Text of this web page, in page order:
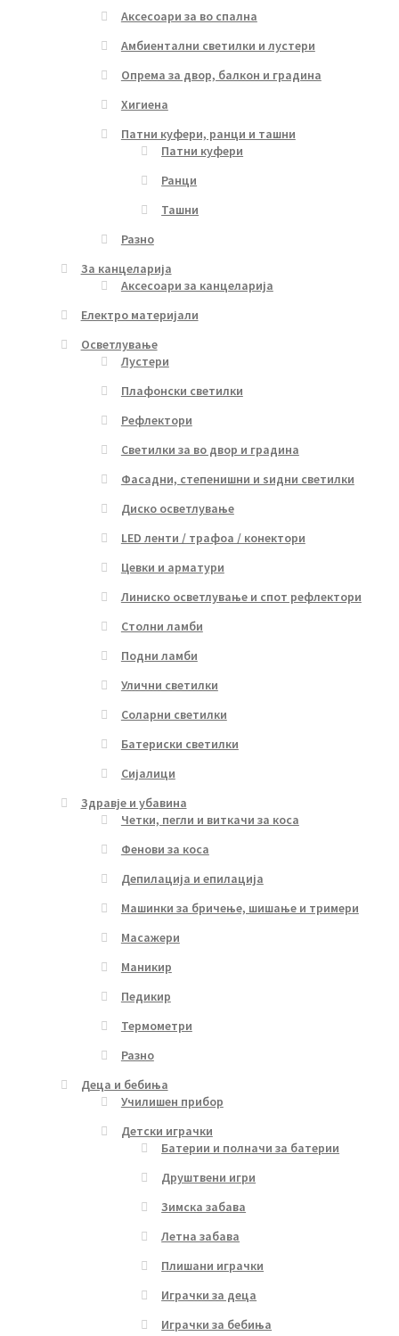
Аксесоари за во спална
Амбиентални светилки и лустери
Опрема за двор, балкон и градина
Хигиена
Патни куфери, ранци и ташни
Патни куфери
Ранци
Ташни
Разно
За канцеларија
Аксесоари за канцеларија
Електро материјали
Осветлување
Лустери
Плафонски светилки
Рефлектори
Светилки за во двор и градина
Фасадни, степенишни и ѕидни светилки
Диско осветлување
LED ленти / трафоа / конектори
Цевки и арматури
Линиско осветлување и спот рефлектори
Столни ламби
Подни ламби
Улични светилки
Соларни светилки
Батериски светилки
Сијалици
Здравје и убавина
Четки, пегли и виткачи за коса
Фенови за коса
Депилација и епилација
Машинки за бричење, шишање и тримери
Масажери
Маникир
Педикир
Термометри
Разно
Деца и бебиња
Училишен прибор
Детски играчки
Батерии и полначи за батерии
Друштвени игри
Зимска забава
Летна забава
Плишани играчки
Играчки за деца
Играчки за бебиња